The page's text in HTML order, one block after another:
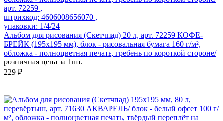
арт. 72259 ,
штрихкод: 4606008656070 ,
упаковки: 1/4/24
Альбом для рисования (Скетчпад) 20 л, арт. 72259 КОФЕ-
БРЕЙК (195х195 мм), блок - рисовальная бумага 160 г/м²,
обложка - полноцветная печать, гребень по короткой стороне/
розничная цена за 1шт.
229 ₽